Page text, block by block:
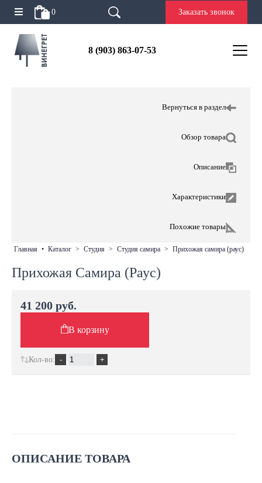
0 Заказать звонок
8 (903) 863-07-53
Вернуться в раздел
Обзор товара
Описание
Характеристики
Похожие товары
главная • каталог > студия > студия самира > прихожая самира (раус)
Прихожая Самира (Раус)
ОПИСАНИЕ ТОВАРА
41 200 руб.
В корзину
Кол-во: